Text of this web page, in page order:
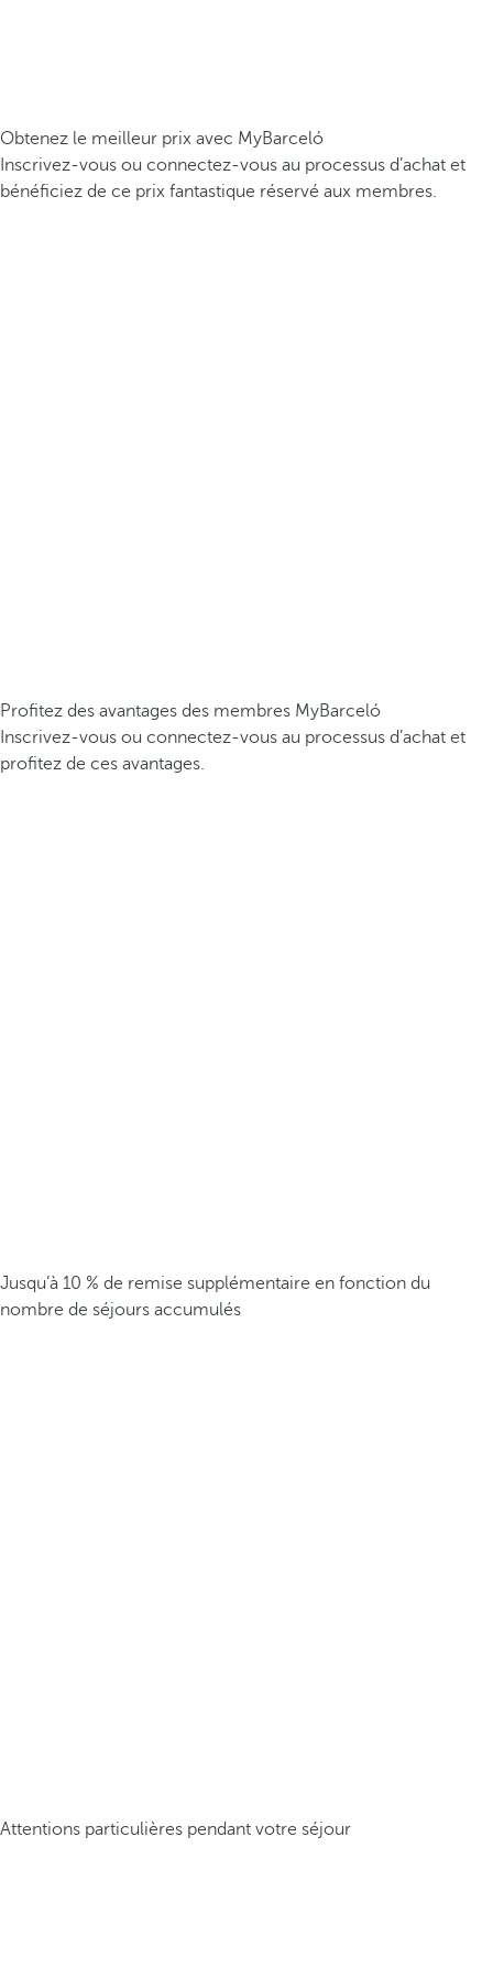
Obtenez le meilleur prix avec MyBarceló
Inscrivez-vous ou connectez-vous au processus d’achat et
bénéficiez de ce prix fantastique réservé aux membres.
Profitez des avantages des membres MyBarceló
Inscrivez-vous ou connectez-vous au processus d’achat et
profitez de ces avantages.
Jusqu’à 10 % de remise supplémentaire en fonction du
nombre de séjours accumulés
Attentions particulières pendant votre séjour